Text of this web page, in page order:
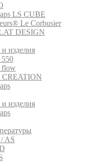
LS CUBE
Le Corbusier
DESIGN
изделия
flow
изделия
AS